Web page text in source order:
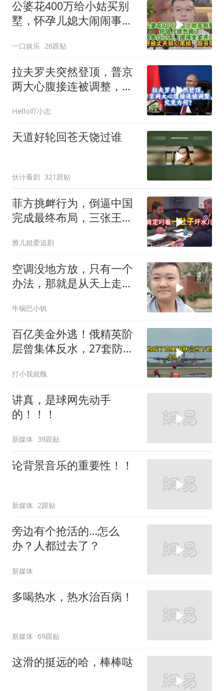
公婆花400万给小姑买别
墅，怀孕儿媳大闹闹事，
一口娱乐 26跟贴
拉夫罗夫突然登顶，普京
两大心腹接连被调整，究
Hello吖小志
天道好轮回苍天饶过谁
伙计看剧 321跟贴
菲方挑衅行为，倒逼中国
完成最终布局，三张王牌
雅儿姐爱追剧
空调没地方放，只有一个
办法，那就是从天上走，
牛锅巴小钒
百亿美金外逃！俄精英阶
层曾集体反水，27套防空
打小我就醜
讲真，是球网先动手
的！！！
新媒体 39跟贴
论背景音乐的重要性！！
新媒体 2跟贴
旁边有个抢活的…怎么
办？人都过去了？
新媒体
多喝热水，热水治百病！
新媒体 69跟贴
这滑的挺远的哈，棒棒哒